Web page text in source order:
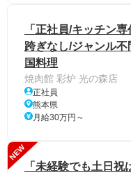
「正社員/キッチン
跨ぎなし/ジャンル
国料理
焼肉館 彩炉 光の森店
正社員
熊本県
月給30万円～
NEW
「未経験でも土日